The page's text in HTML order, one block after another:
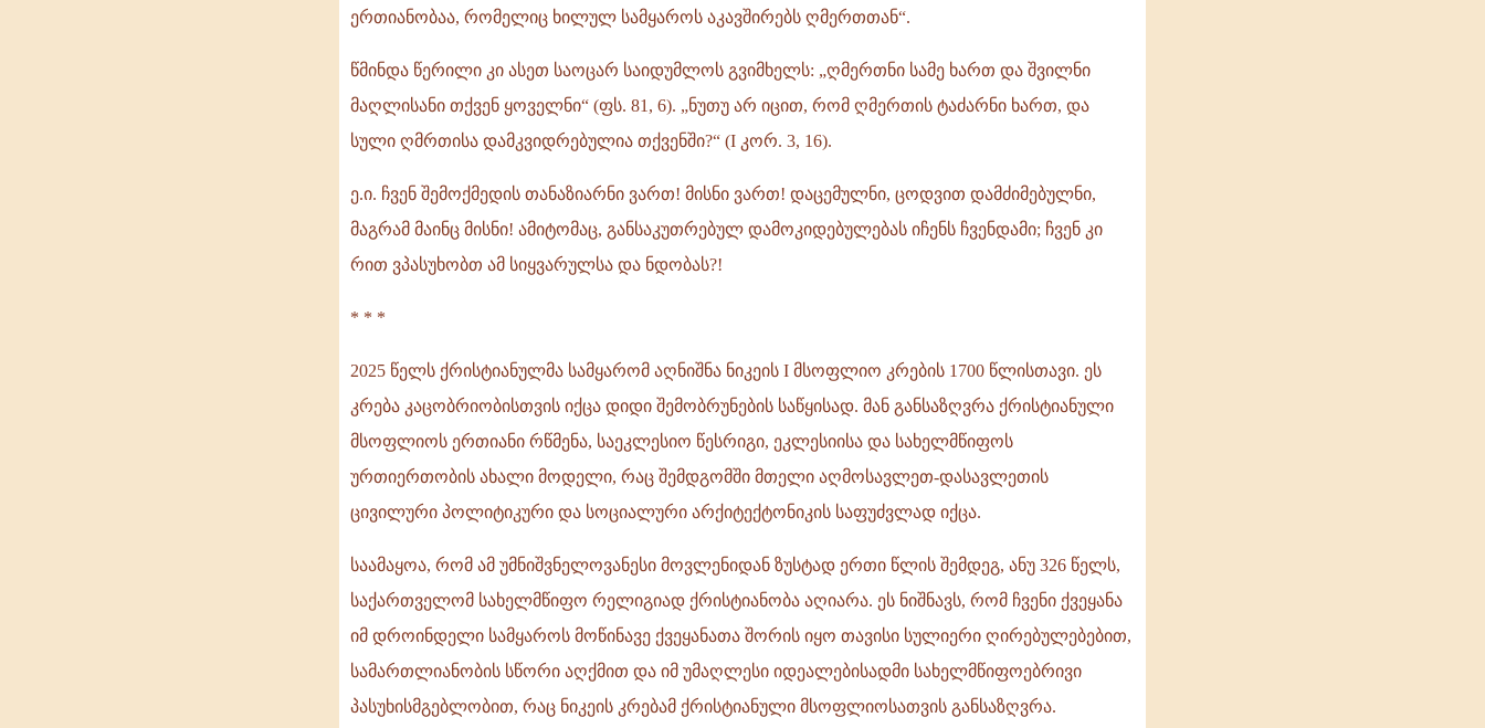
ერთიანობაა, რომელიც ხილულ სამყაროს აკავშირებს ღმერთთან“.
წმინდა წერილი კი ასეთ საოცარ საიდუმლოს გვიმხელს: „ღმერთნი სამე ხართ და შვილნი
მაღლისანი თქვენ ყოველნი“ (ფს. 81, 6). „ნუთუ არ იცით, რომ ღმერთის ტაძარნი ხართ, და
სული ღმრთისა დამკვიდრებულია თქვენში?“ (I კორ. 3, 16).
ე.ი. ჩვენ შემოქმედის თანაზიარნი ვართ! მისნი ვართ! დაცემულნი, ცოდვით დამძიმებულნი,
მაგრამ მაინც მისნი! ამიტომაც, განსაკუთრებულ დამოკიდებულებას იჩენს ჩვენდამი; ჩვენ კი
რით ვპასუხობთ ამ სიყვარულსა და ნდობას?!
* * *
2025 წელს ქრისტიანულმა სამყარომ აღნიშნა ნიკეის I მსოფლიო კრების 1700 წლისთავი. ეს
კრება კაცობრიობისთვის იქცა დიდი შემობრუნების საწყისად. მან განსაზღვრა ქრისტიანული
მსოფლიოს ერთიანი რწმენა, საეკლესიო წესრიგი, ეკლესიისა და სახელმწიფოს
ურთიერთობის ახალი მოდელი, რაც შემდგომში მთელი აღმოსავლეთ-დასავლეთის
ცივილური პოლიტიკური და სოციალური არქიტექტონიკის საფუძვლად იქცა.
საამაყოა, რომ ამ უმნიშვნელოვანესი მოვლენიდან ზუსტად ერთი წლის შემდეგ, ანუ 326 წელს,
საქართველომ სახელმწიფო რელიგიად ქრისტიანობა აღიარა. ეს ნიშნავს, რომ ჩვენი ქვეყანა
იმ დროინდელი სამყაროს მოწინავე ქვეყანათა შორის იყო თავისი სულიერი ღირებულებებით,
სამართლიანობის სწორი აღქმით და იმ უმაღლესი იდეალებისადმი სახელმწიფოებრივი
პასუხისმგებლობით, რაც ნიკეის კრებამ ქრისტიანული მსოფლიოსათვის განსაზღვრა.